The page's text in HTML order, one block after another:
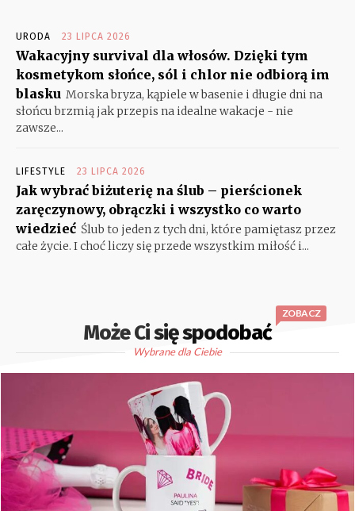
URODA 23 LIPCA 2026
Wakacyjny survival dla włosów. Dzięki tym
kosmetykom słońce, sól i chlor nie odbiorą im
blasku Morska bryza, kąpiele w basenie i długie dni na
słońcu brzmią jak przepis na idealne wakacje - nie
zawsze...
LIFESTYLE 23 LIPCA 2026
Jak wybrać biżuterię na ślub – pierścionek
zaręczynowy, obrączki i wszystko co warto
wiedzieć Ślub to jeden z tych dni, które pamiętasz przez
całe życie. I choć liczy się przede wszystkim miłość i...
Może Ci się spodobać
ZOBACZ
Wybrane dla Ciebie